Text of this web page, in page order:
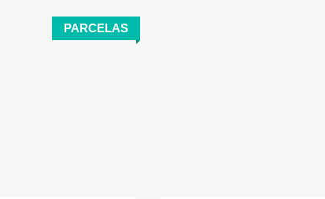
PARCELAS